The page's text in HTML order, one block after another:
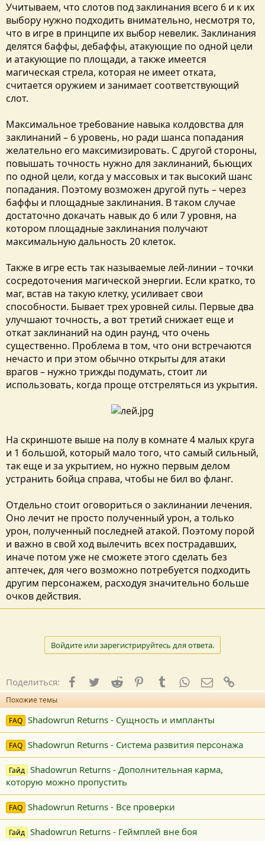
Учитываем, что слотов под заклинания всего 6 и к их
выбору нужно подходить внимательно, несмотря то,
что в игре в принципе их выбор невелик. Заклинания
делятся баффы, дебаффы, атакующие по одной цели
и атакующие по площади, а также имеется
магическая стрела, которая не имеет отката,
считается оружием и занимает соответствующий
слот.
Максимальное требование навыка колдовства для
заклинаний – 6 уровень, но ради шанса попадания
желательно его максимизировать. С другой стороны,
повышать точность нужно для заклинаний, бьющих
по одной цели, когда у массовых и так высокий шанс
попадания. Поэтому возможен другой путь – через
баффы и площадные заклинания. В таком случае
достаточно докачать навык до 6 или 7 уровня, на
котором площадные заклинания получают
максимальную дальность 20 клеток.
Также в игре есть так называемые лей-линии – точки
сосредоточения магической энергии. Если кратко, то
маг, встав на такую клетку, усиливает свои
способности. Бывает трех уровней силы. Первые два
улучшают точность, а вот третий снижает еще и
откат заклинаний на один раунд, что очень
существенно. Проблема в том, что они встречаются
нечасто и при этом обычно открыты для атаки
врагов – нужно трижды подумать, стоит ли
использовать, когда проще отстреляться из укрытия.
На скриншоте выше на полу в комнате 4 малых круга
и 1 большой, который мало того, что самый сильный,
так еще и за укрытием, но нужно первым делом
устранить бойца справа, чтобы не бил во фланг.
Отдельно стоит оговориться о заклинании лечения.
Оно лечит не просто полученный урон, а только
урон, полученный последней атакой. Поэтому порой
и важно в свой ход вылечить всех пострадавших,
иначе потом уже не сможете этого сделать без
аптечек, для чего возможно потребуется подходить
другим персонажем, расходуя значительно больше
очков действия.
Войдите или зарегистрируйтесь для ответа.
Поделиться: Facebook
TwitterReddit PinterestTumblrWhatsApp
E-mail
Похожие темы
FAQ Shadowrun Returns - Сущность и импланты
FAQ Shadowrun Returns - Система развития персонажа
Гайд Shadowrun Returns - Дополнительная карма,
которую можно пропустить
FAQ Shadowrun Returns - Все проверки
Гайд Shadowrun Returns - Геймплей вне боя